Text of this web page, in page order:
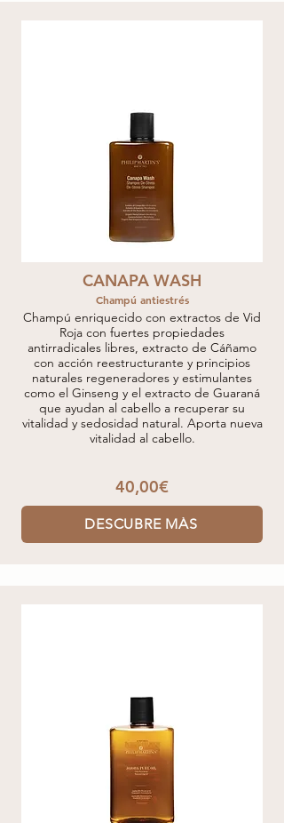
CANAPA WASH
Champú antiestrés
Champú enriquecido con extractos de Vid
Roja con fuertes propiedades
antirradicales libres, extracto de Cáñamo
con acción reestructurante y principios
naturales regeneradores y estimulantes
como el Ginseng y el extracto de Guaraná
que ayudan al cabello a recuperar su
vitalidad y sedosidad natural. Aporta nueva
vitalidad al cabello.
40,00€
DESCUBRE MÁS